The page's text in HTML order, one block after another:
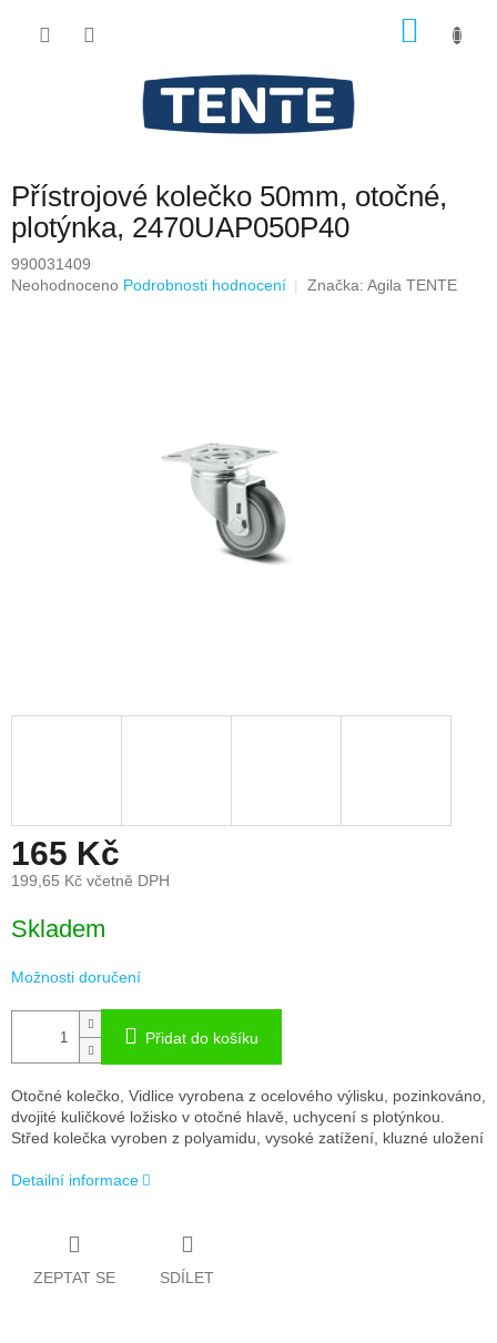
Přístrojové kolečko 50mm, otočné,
plotýnka, 2470UAP050P40
990031409
Průměrné
Neohodnoceno Podrobnosti hodnocení Značka: Agila TENTE
165 Kč
199,65 Kč včetně DPH
cena:
Skladem
Možnosti doručení
Přidat do košíku
Otočné kolečko, Vidlice vyrobena z ocelového výlisku, pozinkováno,
dvojité kuličkové ložisko v otočné hlavě, uchycení s plotýnkou.
Střed kolečka vyroben z polyamidu, vysoké zatížení, kluzné uložení
Detailní informace
ZEPTAT SE SDÍLET